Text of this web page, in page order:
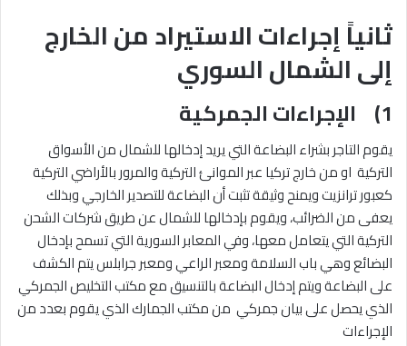
ثانياً إجراءات الاستيراد من الخارج
إلى الشمال السوري
1) الإجراءات الجمركية
يقوم التاجر بشراء البضاعة التي يريد إدخالها للشمال من الأسواق
التركية او من خارج تركيا عبر الموانئ التركية والمرور بالأراضي التركية
كعبور ترانزيت ويمنح وثيقة تثبت أن البضاعة للتصدير الخارجي وبذلك
يعفى من الضرائب، ويقوم بإدخالها للشمال عن طريق شركات الشحن
التركية التي يتعامل معها، وفي المعابر السورية التي تسمح بإدخال
البضائع وهي باب السلامة ومعبر الراعي ومعبر جرابلس يتم الكشف
على البضاعة ويتم إدخال البضاعة بالتنسيق مع مكتب التخليص الجمركي
الذي يحصل على بيان جمركي من مكتب الجمارك الذي يقوم بعدد من
الإجراءات